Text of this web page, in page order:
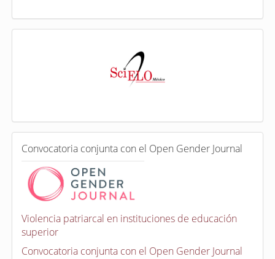
a
e
n
C
o
o
a
t
o
r
Convocatoria conjunta con el Open Gender Journal
Violencia patriarcal en instituciones de educación
superior
Convocatoria conjunta con el Open Gender Journal